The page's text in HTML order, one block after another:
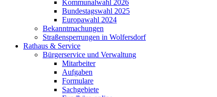
Kommunalwahl 2026
Bundestagswahl 2025
Europawahl 2024
Bekanntmachungen
Straßensperrungen in Wolfersdorf
Rathaus & Service
Bürgerservice und Verwaltung
Mitarbeiter
Aufgaben
Formulare
Sachgebiete